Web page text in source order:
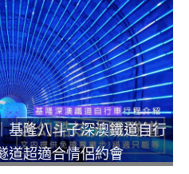
基隆八斗子深澳鐵道自行
道超適合情侶約會